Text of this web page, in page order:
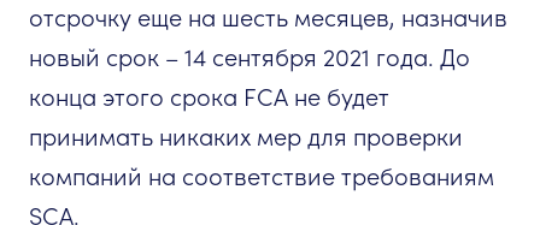
отсрочку еще на шесть месяцев, назначив
новый срок – 14 сентября 2021 года. До
конца этого срока FCA не будет
принимать никаких мер для проверки
компаний на соответствие требованиям
SCA.